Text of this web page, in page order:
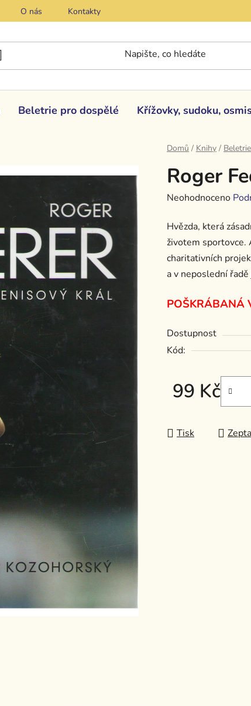
O nás Kontakty
Beletrie pro dospělé Křížovky, sudoku,
Domů / Knihy /
Roger
Průměrné
produktu
je
0,0
z
hvězdiček.
Neohodnoceno
Hvězda, která
životem sportovce.
charitativních
a v neposlední
POŠKRÁBANÁ
Dostupnost
Kód:
99 Kč
Měrná cena:
Tisk